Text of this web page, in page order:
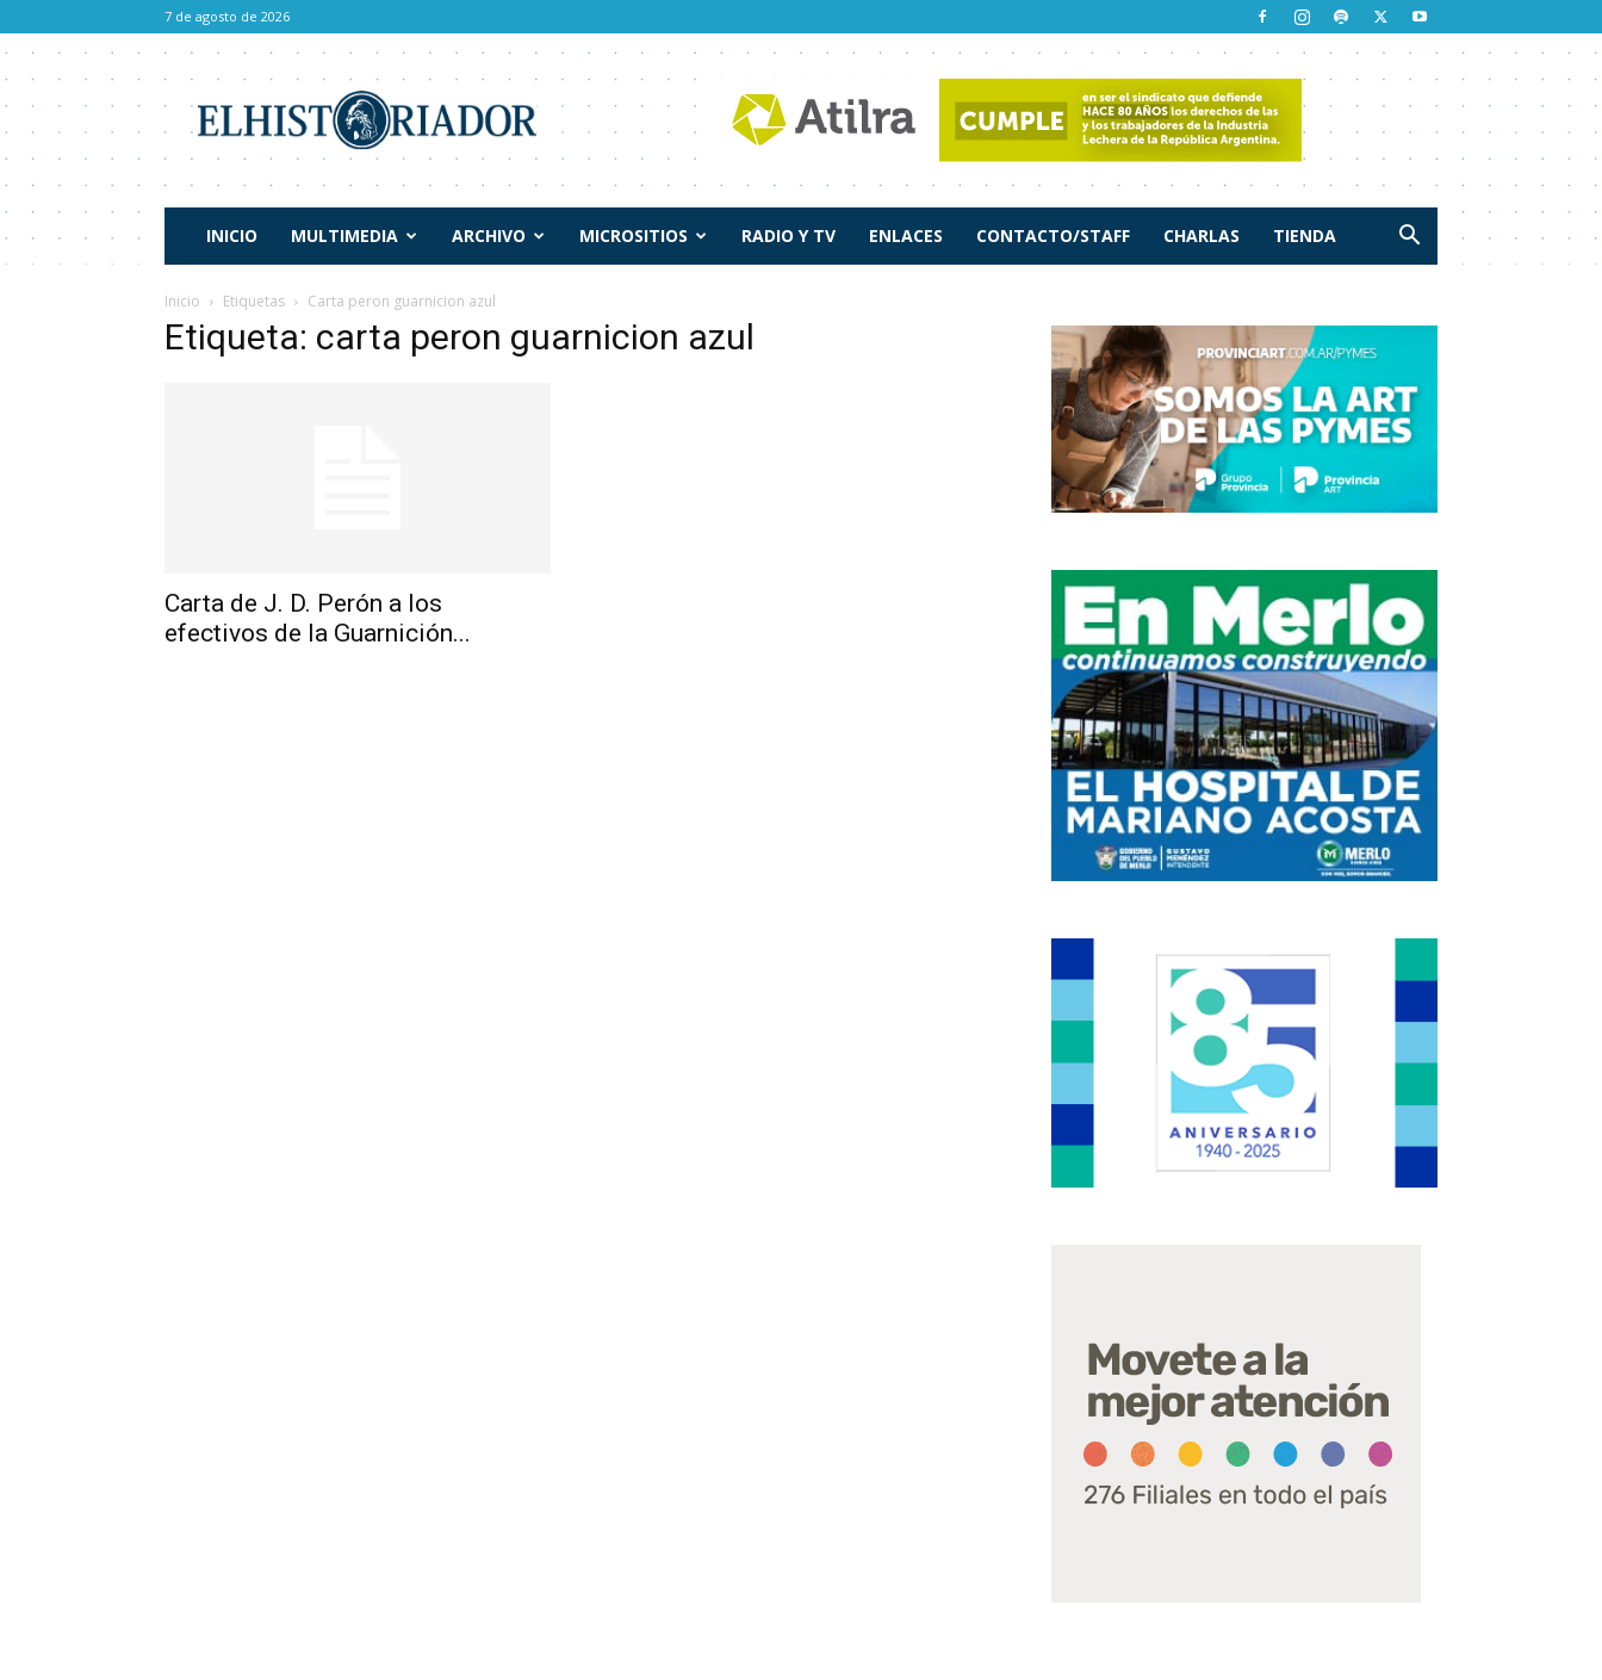
7 de agosto de 2026
Historiador
INICIO MULTIMEDIA ARCHIVO MICROSITIOS RADIO Y TV ENLACES CONTACTO/STAFF CHARLAS TIENDA
Inicio Etiquetas Carta peron guarnicion azul
Etiqueta: carta peron guarnicion azul
Carta de J. D. Perón a los
efectivos de la Guarnición...